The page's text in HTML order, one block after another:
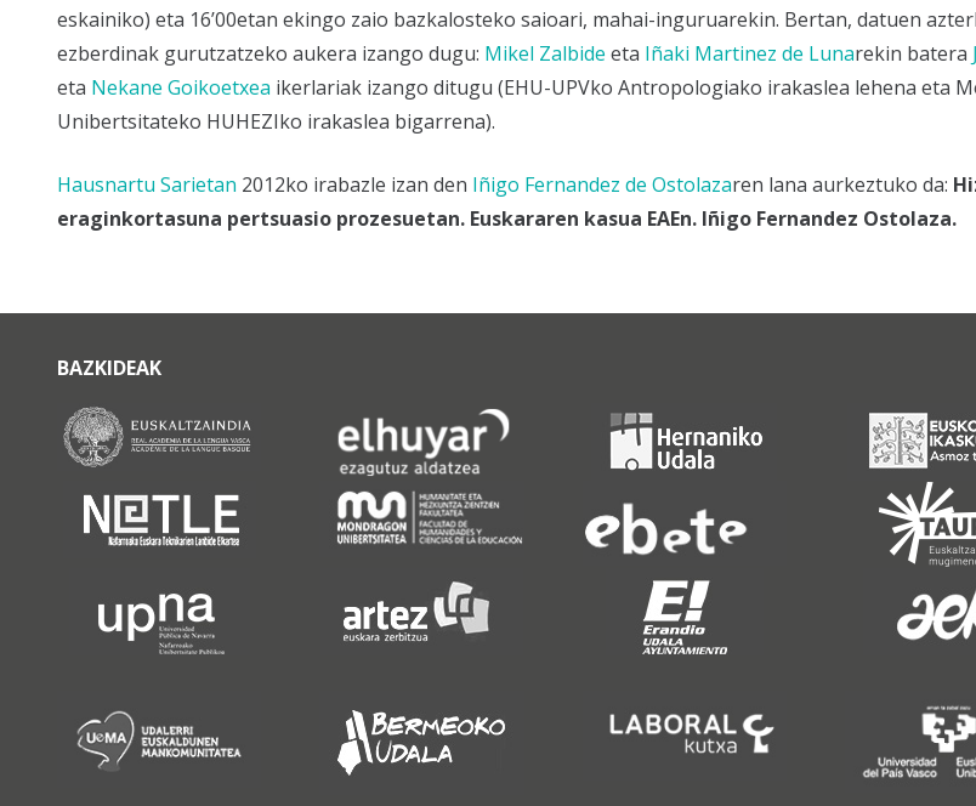
eskainiko) eta 16’00etan ekingo zaio bazkalosteko saioari, mahai-inguruarekin. Bertan, datuen
ezberdinak gurutzatzeko aukera izango dugu: Mikel Zalbide eta Iñaki Martinez de Lunarekin batera
eta Nekane Goikoetxea ikerlariak izango ditugu (EHU-UPVko Antropologiako irakaslea lehena eta
Unibertsitateko HUHEZIko irakaslea bigarrena).
Hausnartu Sarietan 2012ko irabazle izan den Iñigo Fernandez de Ostolazaren lana aurkeztuko da:
eraginkortasuna pertsuasio prozesuetan. Euskararen kasua EAEn. Iñigo Fernandez Ostolaza.
BAZKIDEAK